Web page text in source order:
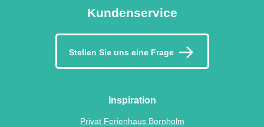
Kundenservice
Stellen Sie uns eine Frage
Inspiration
Privat Ferienhaus Bornholm